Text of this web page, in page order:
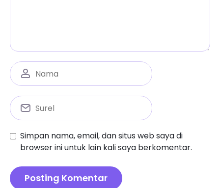
Simpan nama, email, dan situs web saya di
browser ini untuk lain kali saya berkomentar.